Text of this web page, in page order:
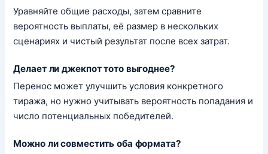
Уравняйте общие расходы, затем сравните
вероятность выплаты, её размер в нескольких
сценариях и чистый результат после всех затрат.
Делает ли джекпот тото выгоднее?
Перенос может улучшить условия конкретного
тиража, но нужно учитывать вероятность попадания и
число потенциальных победителей.
Можно ли совместить оба формата?